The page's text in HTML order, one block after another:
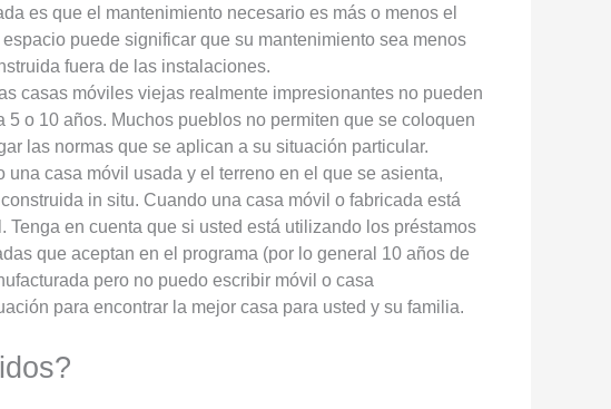
es que el mantenimiento necesario es más o menos el
puede significar que su mantenimiento sea menos
fuera de las instalaciones.
casas móviles viejas realmente impresionantes no pueden
o 10 años. Muchos pueblos no permiten que se coloquen
las normas que se aplican a su situación particular.
una casa móvil usada y el terreno en el que se asienta,
in situ. Cuando una casa móvil o fabricada está
en cuenta que si usted está utilizando los préstamos
que aceptan en el programa (por lo general 10 años de
pero no puedo escribir móvil o casa
para encontrar la mejor casa para usted y su familia.